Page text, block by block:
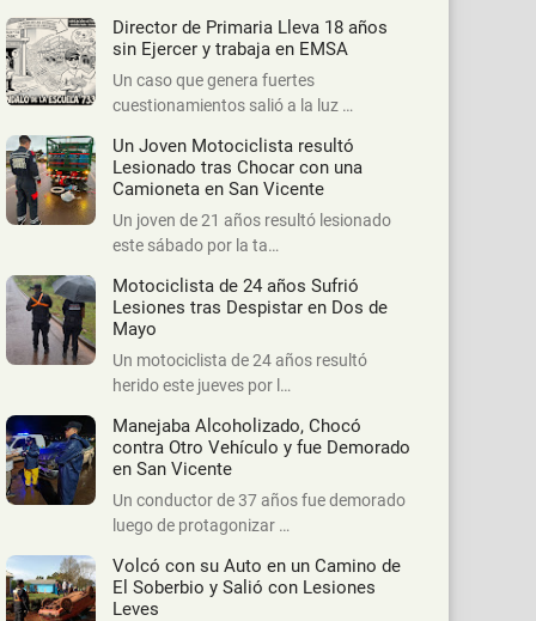
Director de Primaria Lleva 18 años
sin Ejercer y trabaja en EMSA
Un caso que genera fuertes
cuestionamientos salió a la luz …
Un Joven Motociclista resultó
Lesionado tras Chocar con una
Camioneta en San Vicente
Un joven de 21 años resultó lesionado
este sábado por la ta…
Motociclista de 24 años Sufrió
Lesiones tras Despistar en Dos de
Mayo
Un motociclista de 24 años resultó
herido este jueves por l…
Manejaba Alcoholizado, Chocó
contra Otro Vehículo y fue Demorado
en San Vicente
Un conductor de 37 años fue demorado
luego de protagonizar …
Volcó con su Auto en un Camino de
El Soberbio y Salió con Lesiones
Leves